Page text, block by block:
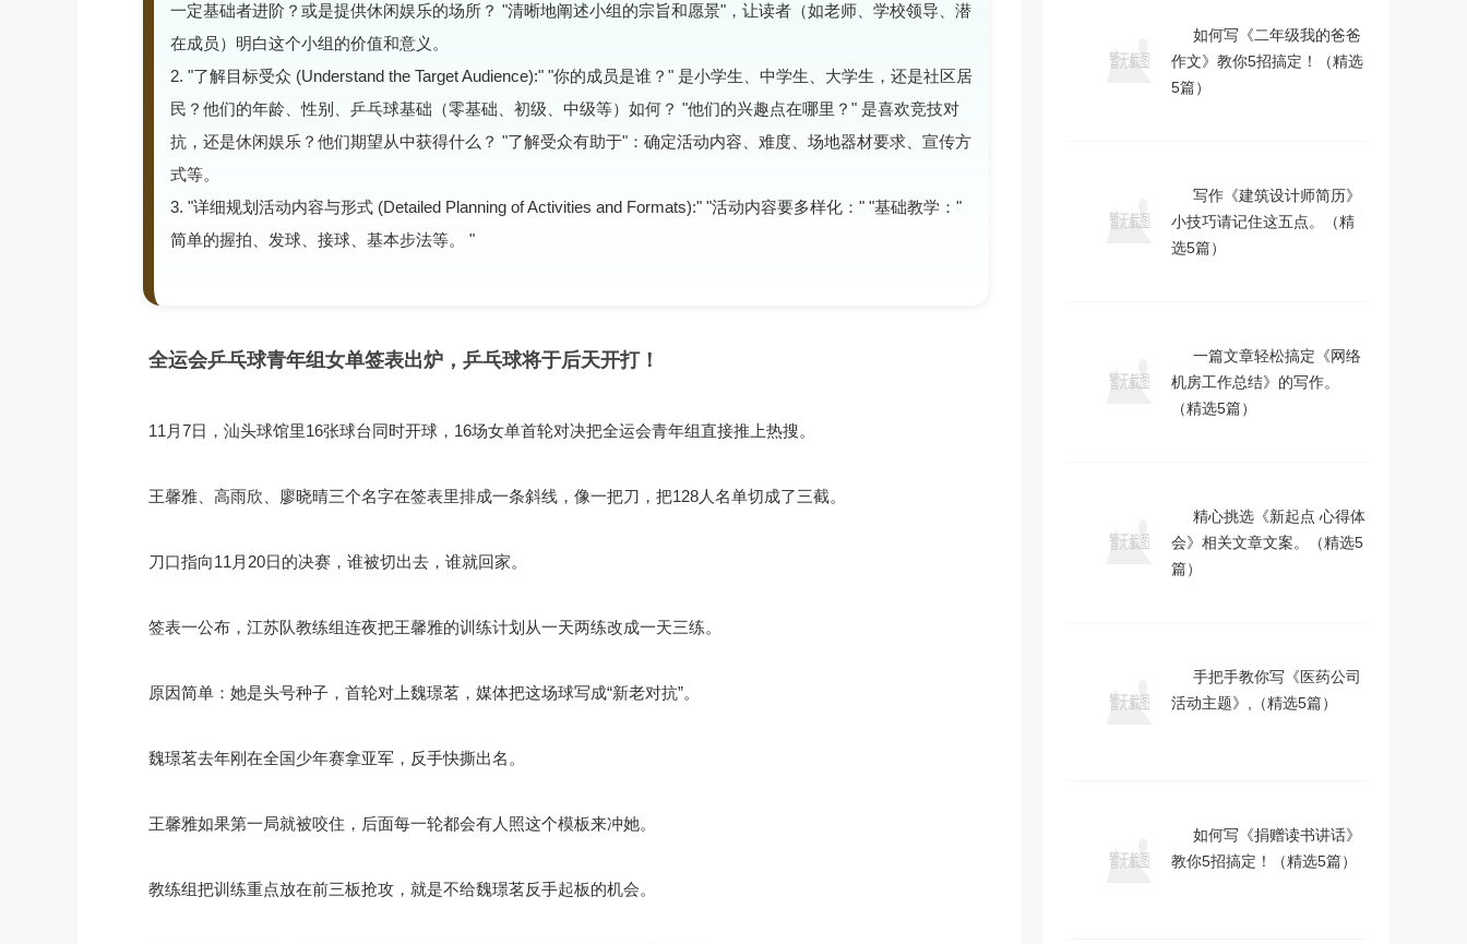
一定基础者进阶？或是提供休闲娱乐的场所？ "清晰地阐述小组的宗旨和愿景"，让读者（如老师、学校领导、潜
在成员）明白这个小组的价值和意义。
2. "了解目标受众 (Understand the Target Audience):" "你的成员是谁？" 是小学生、中学生、大学生，还是社区居
民？他们的年龄、性别、乒乓球基础（零基础、初级、中级等）如何？ "他们的兴趣点在哪里？" 是喜欢竞技对
抗，还是休闲娱乐？他们期望从中获得什么？ "了解受众有助于"：确定活动内容、难度、场地器材要求、宣传方
式等。
3. "详细规划活动内容与形式 (Detailed Planning of Activities and Formats):" "活动内容要多样化：" "基础教学："
简单的握拍、发球、接球、基本步法等。 "
全运会乒乓球青年组女单签表出炉，乒乓球将于后天开打！
11月7日，汕头球馆里16张球台同时开球，16场女单首轮对决把全运会青年组直接推上热搜。
王馨雅、高雨欣、廖晓晴三个名字在签表里排成一条斜线，像一把刀，把128人名单切成了三截。
刀口指向11月20日的决赛，谁被切出去，谁就回家。
签表一公布，江苏队教练组连夜把王馨雅的训练计划从一天两练改成一天三练。
原因简单：她是头号种子，首轮对上魏璟茗，媒体把这场球写成“新老对抗”。
魏璟茗去年刚在全国少年赛拿亚军，反手快撕出名。
王馨雅如果第一局就被咬住，后面每一轮都会有人照这个模板来冲她。
教练组把训练重点放在前三板抢攻，就是不给魏璟茗反手起板的机会。
如何写《二年级我的爸爸
作文》教你5招搞定！（精选
5篇）
写作《建筑设计师简历》
小技巧请记住这五点。（精
选5篇）
一篇文章轻松搞定《网络
机房工作总结》的写作。
（精选5篇）
精心挑选《新起点 心得体
会》相关文章文案。（精选5
篇）
手把手教你写《医药公司
活动主题》,（精选5篇）
如何写《捐赠读书讲话》
教你5招搞定！（精选5篇）